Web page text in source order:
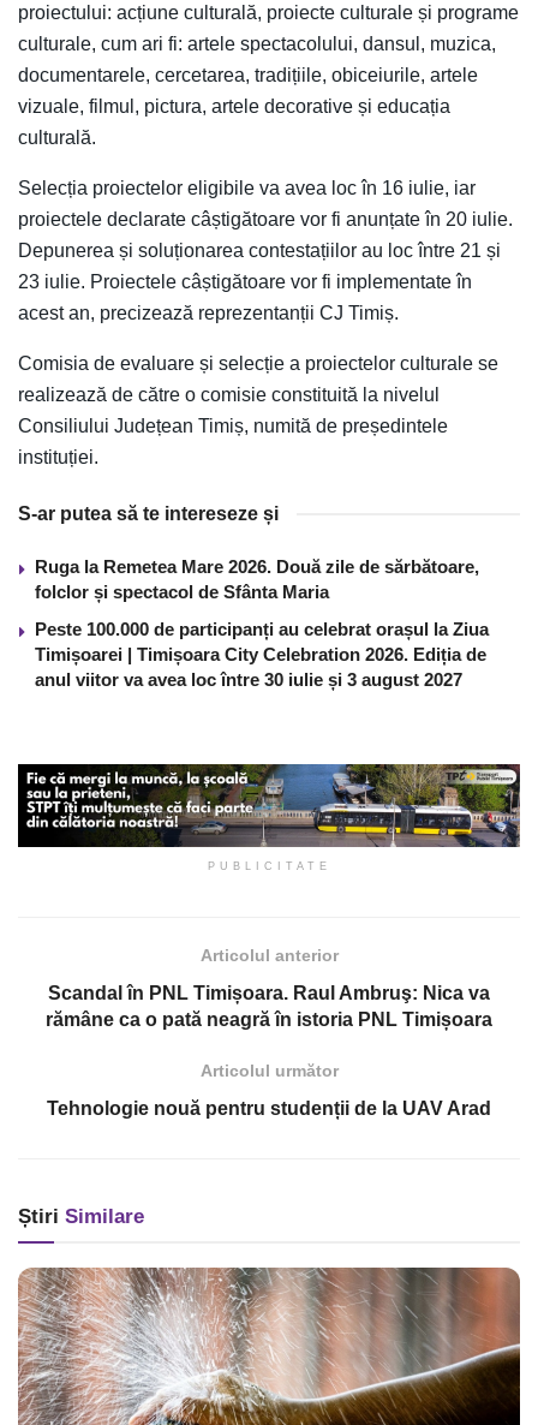
proiectului: acțiune culturală, proiecte culturale și programe
culturale, cum ari fi: artele spectacolului, dansul, muzica,
documentarele, cercetarea, tradițiile, obiceiurile, artele
vizuale, filmul, pictura, artele decorative și educația
culturală.
Selecția proiectelor eligibile va avea loc în 16 iulie, iar
proiectele declarate câștigătoare vor fi anunțate în 20 iulie.
Depunerea și soluționarea contestațiilor au loc între 21 și
23 iulie. Proiectele câștigătoare vor fi implementate în
acest an, precizează reprezentanții CJ Timiș.
Comisia de evaluare și selecție a proiectelor culturale se
realizează de către o comisie constituită la nivelul
Consiliului Județean Timiș, numită de președintele
instituției.
S-ar putea să te intereseze și
Ruga la Remetea Mare 2026. Două zile de sărbătoare,
folclor și spectacol de Sfânta Maria
Peste 100.000 de participanți au celebrat orașul la Ziua
Timișoarei | Timișoara City Celebration 2026. Ediția de
anul viitor va avea loc între 30 iulie și 3 august 2027
PUBLICITATE
Articolul anterior
Scandal în PNL Timișoara. Raul Ambruş: Nica va
rămâne ca o pată neagră în istoria PNL Timișoara
Articolul următor
Tehnologie nouă pentru studenții de la UAV Arad
Știri Similare